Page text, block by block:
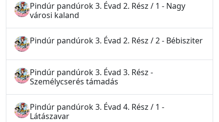
Pindúr pandúrok 3. Évad 2. Rész / 1 - Nagy
városi kaland
Pindúr pandúrok 3. Évad 2. Rész / 2 - Bébisziter
Pindúr pandúrok 3. Évad 3. Rész -
Személycserés támadás
Pindúr pandúrok 3. Évad 4. Rész / 1 -
Látászavar